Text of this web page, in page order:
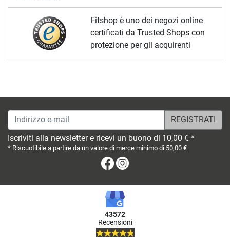
Fitshop è uno dei negozi online
certificati da Trusted Shops con
protezione per gli acquirenti
Indirizzo e-mail
Iscriviti alla newsletter e ricevi un buono di 10,00 € *
* Riscuotibile a partire da un valore di merce minimo di 50,00 €
Facebook
43572
Recensioni